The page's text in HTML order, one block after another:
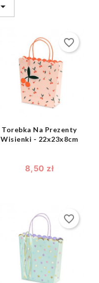

shopping_bag 
Torebka Na Prezenty
Wisienki - 22x23x8cm
8,50 zł
favorite_border
shopping_bag 
favorite_border